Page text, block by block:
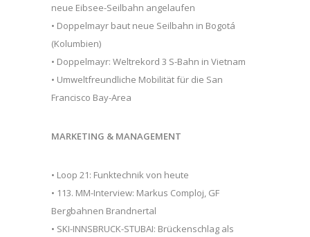
neue Eibsee-Seilbahn angelaufen
• Doppelmayr baut neue Seilbahn in Bogotá
(Kolumbien)
• Doppelmayr: Weltrekord 3 S-Bahn in Vietnam
• Umweltfreundliche Mobilität für die San
Francisco Bay-Area
MARKETING & MANAGEMENT
• Loop 21: Funktechnik von heute
• 113. MM-Interview: Markus Comploj, GF
Bergbahnen Brandnertal
• SKI-INNSBRUCK-STUBAI: Brückenschlag als